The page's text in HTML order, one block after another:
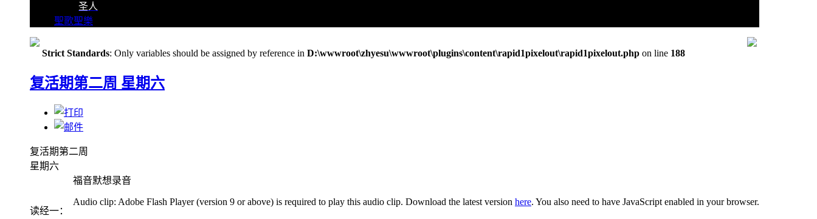
圣人
聖歌聖樂
Strict Standards: Only variables should be assigned by reference in D:\wwwroot\zhyesu\wwwroot\plugins\content\rapid1pixelout\rapid1pixelout.php on line 188
复活期第二周 星期六
复活期第二周
星期六
福音默想录音
Audio clip: Adobe Flash Player (version 9 or above) is required to play this audio clip. Download the latest version here. You also need to have JavaScript enabled in your browser.
读经一：